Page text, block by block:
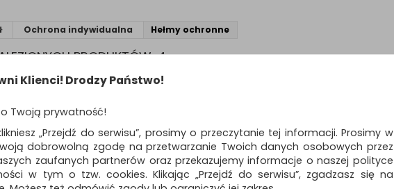
Ochrona indywidualna Hełmy ochronne
PRODUKTÓW: 4
wskaźnik Uvicator,
regulacja śrubowa,
wentylowany,...
hełm ochronny przeznaczony do pracy w
Klienci! Drodzy Państwo!
Twoją prywatność!
„Przejdź do serwisu”, prosimy o przeczytanie tej informacji. Prosimy w
dobrowolną zgodę na przetwarzanie Twoich danych osobowych przez
zaufanych partnerów oraz przekazujemy informacje o naszej polityce
w tym o tzw. cookies. Klikając „Przejdź do serwisu”, zgadzasz się na